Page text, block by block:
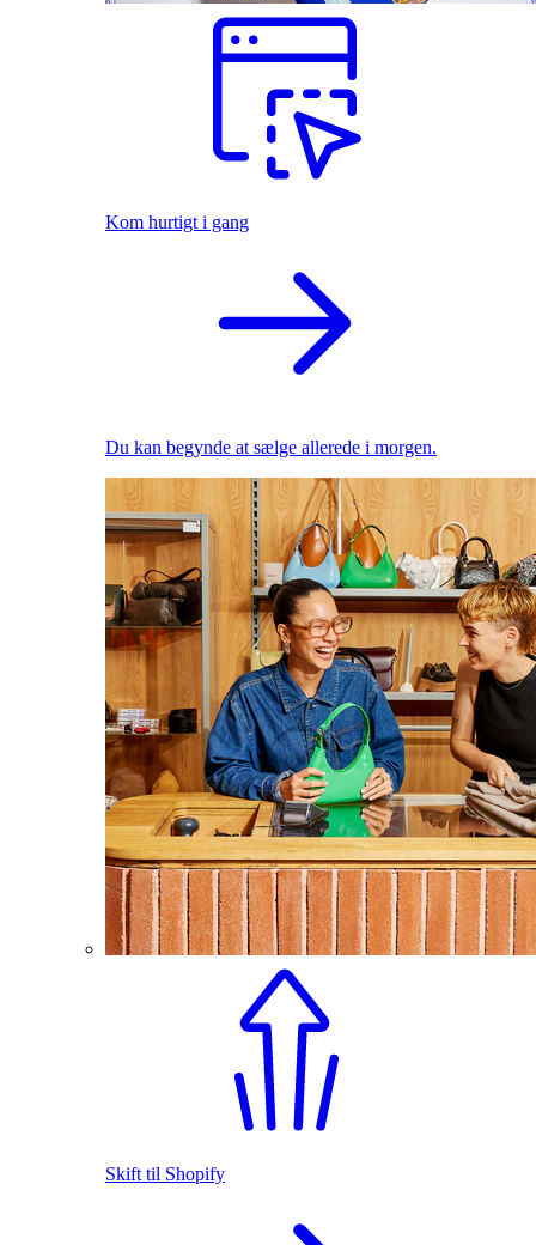
Kom hurtigt i gang
Du kan begynde at sælge allerede i morgen.
Skift til Shopify